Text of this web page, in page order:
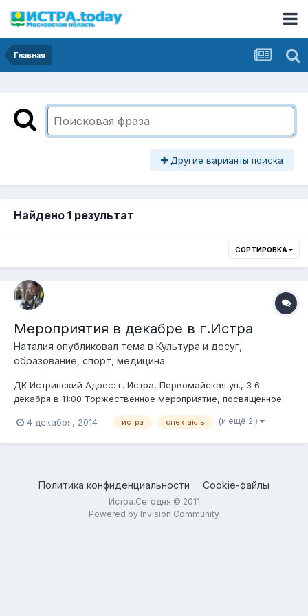
Главная
Другие варианты поиска
Найдено 1 результат
СОРТИРОВКА
Мероприятия в декабре в г.Истра
Наталия опубликовал тема в Культура и досуг,
образование, спорт, медицина
ДК Истринский Адрес: г. Истра, Первомайская ул., 3 6
декабря в 11:00 Торжественное мероприятие, посвященное
пл.Революции Митинг, посвященный 73-ой годовщине
4 декабря, 2014 истра спектакль (и ещё 2 )
Политика конфиденциальности Cookie-файлы
Истра.Сегодня © 2011
Powered by Invision Community